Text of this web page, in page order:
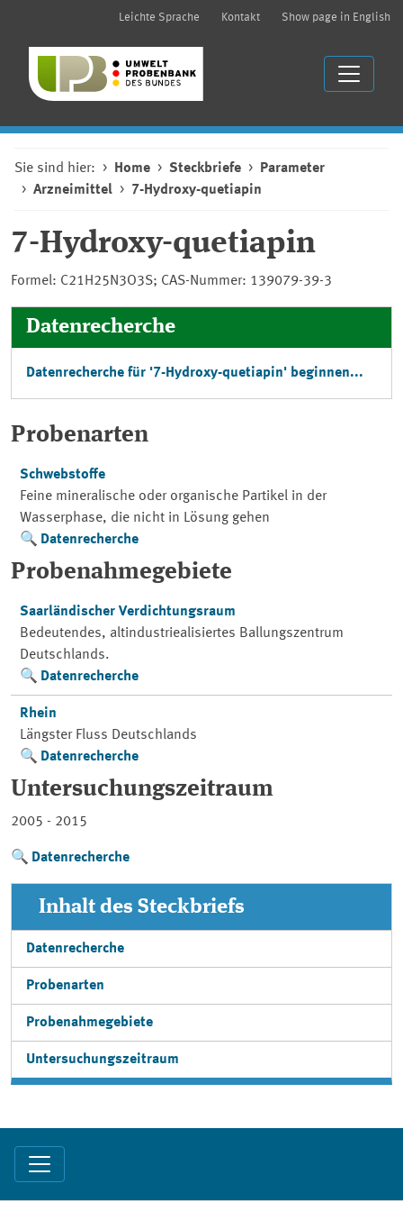
Leichte Sprache Kontakt Show page in English
Sie sind hier: Home Steckbriefe
Parameter
Arzneimittel
7-Hydroxy-quetiapin
7-Hydroxy-quetiapin
Formel: C21H25N3O3S; CAS-Nummer: 139079-39-3
Datenrecherche
Datenrecherche für '7-Hydroxy-quetiapin' beginnen...
Probenarten
Schwebstoffe
Feine mineralische oder organische Partikel in der
Wasserphase, die nicht in Lösung gehen
Datenrecherche
Probenahmegebiete
Saarländischer Verdichtungsraum
Bedeutendes, altindustriealisiertes Ballungszentrum
Deutschlands.
Datenrecherche
Rhein
Längster Fluss Deutschlands
Datenrecherche
Untersuchungszeitraum
2005 - 2015
Datenrecherche
Inhalt des Steckbriefs
Datenrecherche
Probenarten
Probenahmegebiete
Untersuchungszeitraum